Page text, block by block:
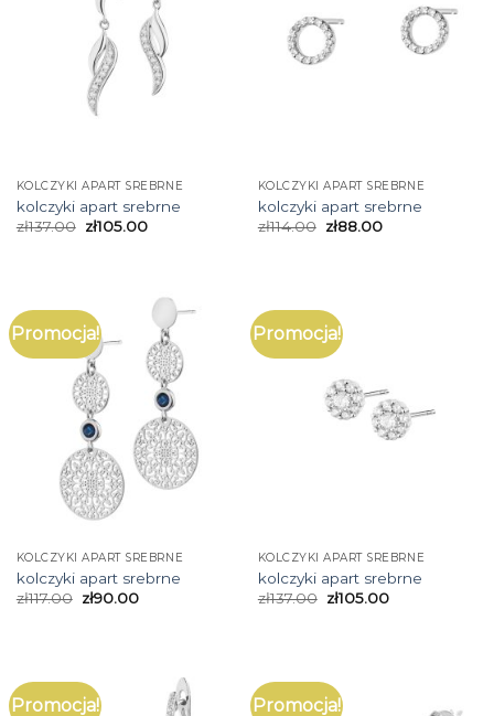
KOLCZYKI APART SREBRNE
kolczyki apart srebrne
zł137.00 zł105.00
KOLCZYKI APART SREBRNE
kolczyki apart srebrne
zł114.00 zł88.00
Promocja!
KOLCZYKI APART SREBRNE
kolczyki apart srebrne
zł117.00 zł90.00
Promocja!
KOLCZYKI APART SREBRNE
kolczyki apart srebrne
zł137.00 zł105.00
Promocja! Promocja!